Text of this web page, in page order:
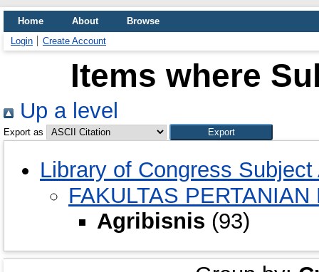
Home About
Browse
Login
Create Account
Items where
Up a level
Export as
Library of Congress Subject
FAKULTAS
Agribisnis (93)